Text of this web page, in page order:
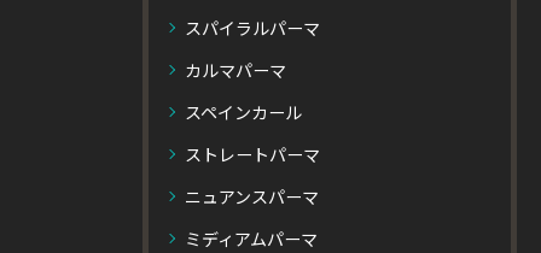
スパイラルパーマ
カルマパーマ
スペインカール
ストレートパーマ
ニュアンスパーマ
ミディアムパーマ